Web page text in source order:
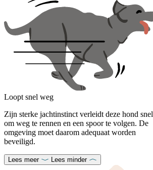
Loopt snel weg
Zijn sterke jachtinstinct verleidt deze hond snel
om weg te rennen en een spoor te volgen. De
omgeving moet daarom adequaat worden
beveiligd.
Lees meer Lees minder